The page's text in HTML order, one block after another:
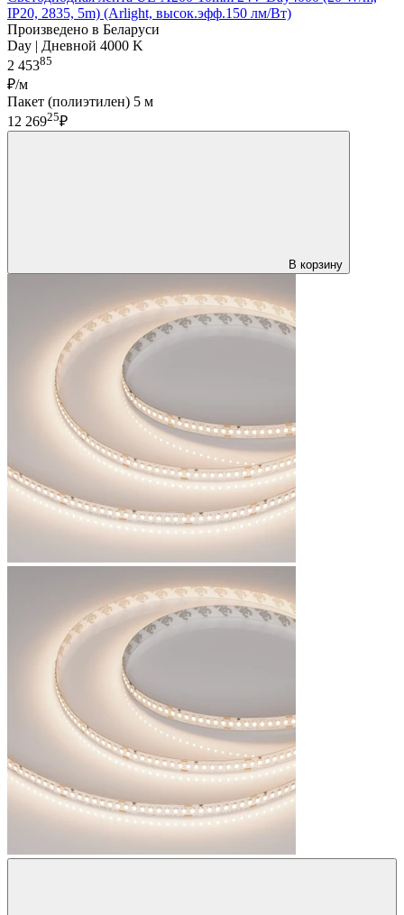
IP20, 2835, 5m) (Arlight, высок.эфф.150 лм/Вт)
Произведено в Беларуси
Day | Дневной 4000 K
2 45385
₽/м
Пакет (полиэтилен) 5 м
12 26925₽
В корзину